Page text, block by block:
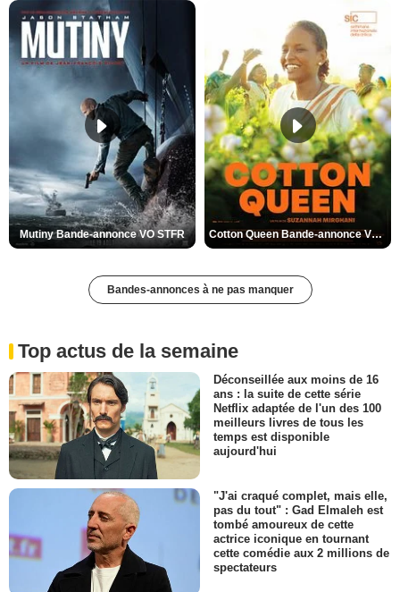
Mutiny Bande-annonce VO STFR Cotton Queen Bande-annonce VO STFR
Bandes-annonces à ne pas manquer
Top actus de la semaine
Déconseillée aux moins de 16
ans : la suite de cette série
Netflix adaptée de l'un des 100
meilleurs livres de tous les
temps est disponible
aujourd'hui
"J'ai craqué complet, mais elle,
pas du tout" : Gad Elmaleh est
tombé amoureux de cette
actrice iconique en tournant
cette comédie aux 2 millions de
spectateurs